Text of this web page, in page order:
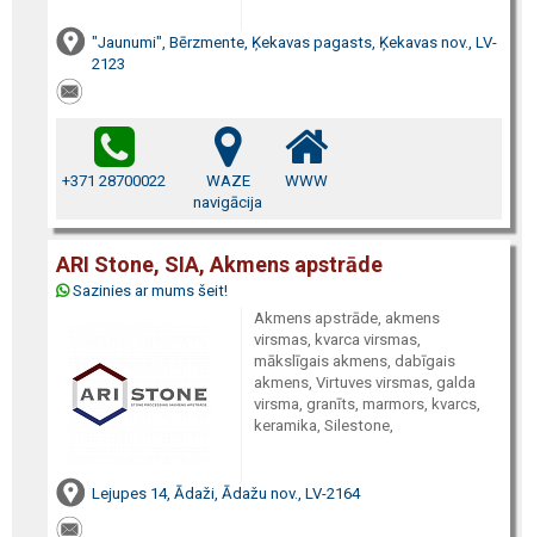
"Jaunumi", Bērzmente, Ķekavas pagasts, Ķekavas nov., LV-
2123
+371 28700022
WAZE
navigācija
WWW
ARI Stone, SIA, Akmens apstrāde
Sazinies ar mums šeit!
Akmens apstrāde, akmens
virsmas, kvarca virsmas,
mākslīgais akmens, dabīgais
akmens, Virtuves virsmas, galda
virsma, granīts, marmors, kvarcs,
keramika, Silestone,
Lejupes 14, Ādaži, Ādažu nov., LV-2164